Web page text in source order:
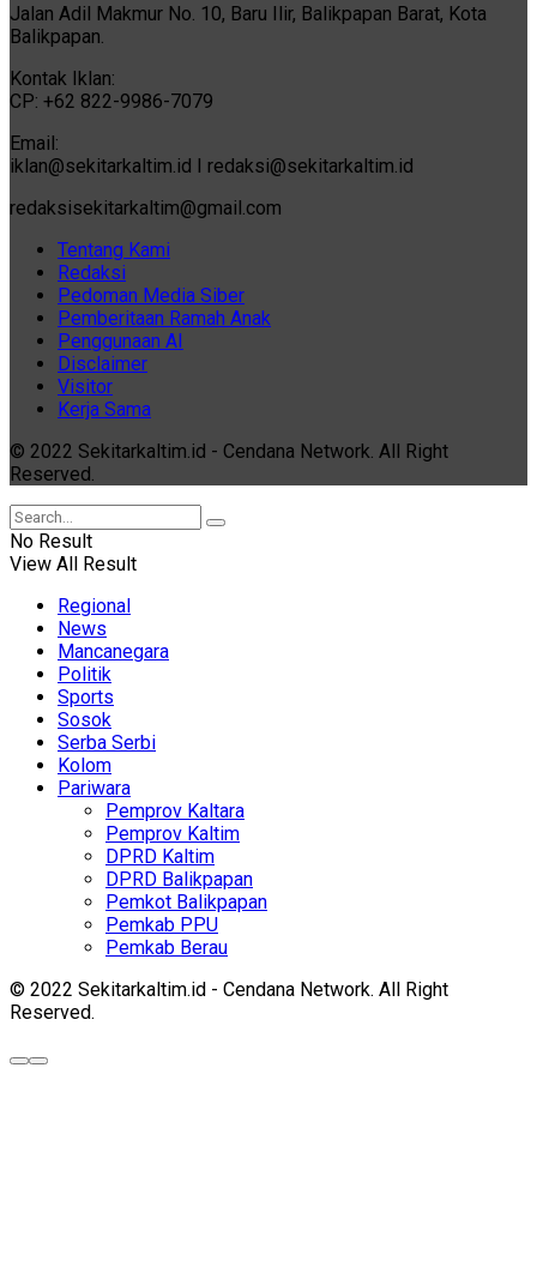
Jalan Adil Makmur No. 10, Baru Ilir, Balikpapan Barat, Kota
Balikpapan.
Kontak Iklan:
CP: +62 822-9986-7079
Email:
iklan@sekitarkaltim.id I redaksi@sekitarkaltim.id
redaksisekitarkaltim@gmail.com
Tentang Kami
Redaksi
Pedoman Media Siber
Pemberitaan Ramah Anak
Penggunaan AI
Disclaimer
Visitor
Kerja Sama
© 2022 Sekitarkaltim.id - Cendana Network. All Right
Reserved.
No Result
View All Result
Regional
News
Mancanegara
Politik
Sports
Sosok
Serba Serbi
Kolom
Pariwara
Pemprov Kaltara
Pemprov Kaltim
DPRD Kaltim
DPRD Balikpapan
Pemkot Balikpapan
Pemkab PPU
Pemkab Berau
© 2022 Sekitarkaltim.id - Cendana Network. All Right
Reserved.